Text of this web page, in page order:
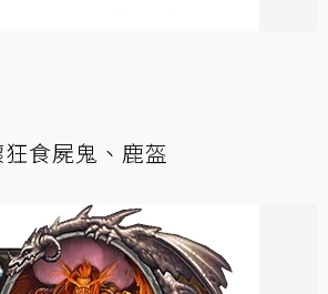
食屍鬼、鹿盔